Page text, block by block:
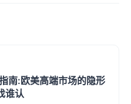
南:欧美高端市场的隐形
谁认